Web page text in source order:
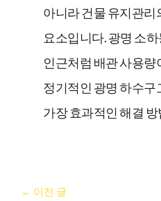
아니라 건물 유지관리
요소입니다. 광명 소
인근처럼 배관 사용량
정기적인 광명 하수
가장 효과적인 해결
← 이전 글